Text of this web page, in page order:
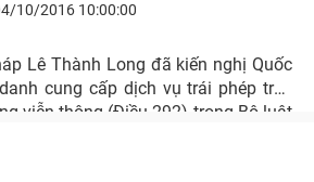
10/2016 10:00:00
Lê Thành Long đã kiến nghị Quốc
cung cấp dịch vụ trái phép trên
viễn thông (Điều 292) trong Bộ luật